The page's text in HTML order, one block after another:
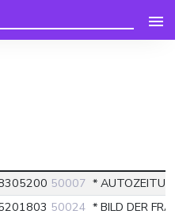
50007 *
50024 * BILD DER